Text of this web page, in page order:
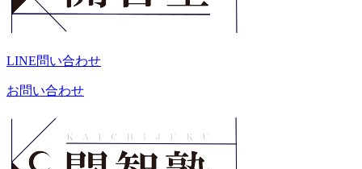
LINE問い合わせ
お問い合わせ